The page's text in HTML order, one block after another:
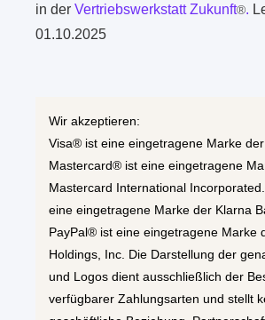
in derVertriebswerkstatt Zukunft®.
01.10.2025
Wir akzeptieren:
Visa® ist eine eingetragene Marke der
Mastercard® ist eine eingetragene
Mastercard International
eine eingetragene Marke der Klarna
PayPal® ist eine eingetragene Marke
Holdings, Inc. Die Darstellung der
und Logos dient ausschließlich der
verfügbarer Zahlungsarten und stellt